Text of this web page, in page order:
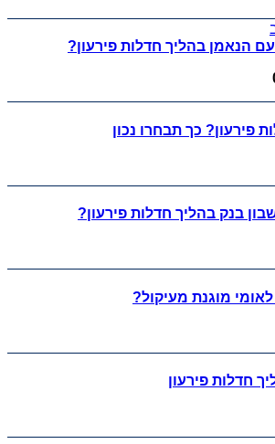
הנאמן בהליך חדלות פירעון?
פירעון? כך תבחרו נכון
בנק בהליך חדלות פירעון?
מוגנת מעיקול?
חדלות פירעון